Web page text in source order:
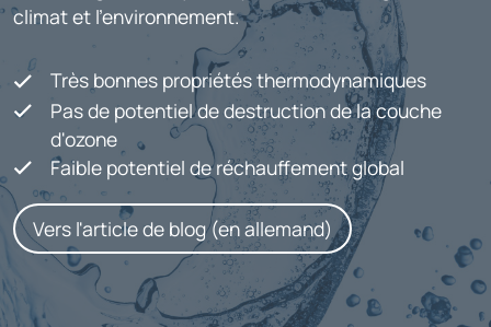
climat et l'environnement.
Très bonnes propriétés thermodynamiques
Pas de potentiel de destruction de la couche
d'ozone
Faible potentiel de réchauffement global
Vers l'article de blog (en allemand)